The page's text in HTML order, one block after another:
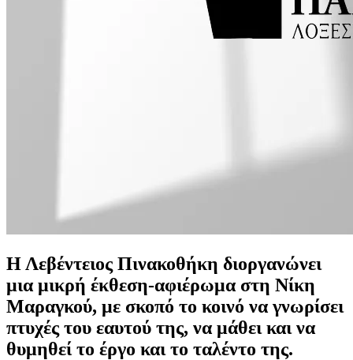
Η Λεβέντειος Πινακοθήκη διοργανώνει
μια μικρή έκθεση-αφιέρωμα στη Νίκη
Μαραγκού, με σκοπό το κοινό να γνωρίσει
πτυχές του εαυτού της, να μάθει και να
θυμηθεί το έργο και το ταλέντο της.